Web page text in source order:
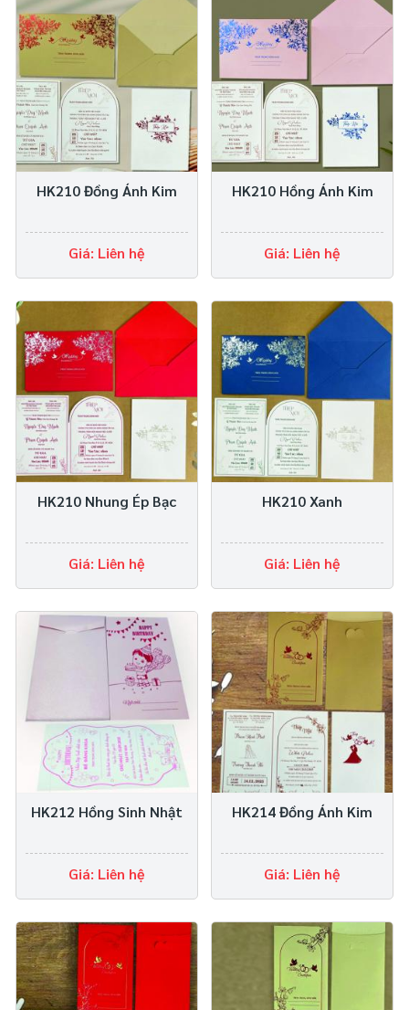
HK210 Đồng Ánh Kim
Giá: Liên hệ
HK210 Hồng Ánh Kim
Giá: Liên hệ
HK210 Nhung Ép Bạc
Giá: Liên hệ
HK210 Xanh
Giá: Liên hệ
HK212 Hồng Sinh Nhật
Giá: Liên hệ
HK214 Đồng Ánh Kim
Giá: Liên hệ